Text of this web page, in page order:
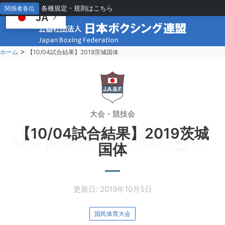
関係者各位 各種規定・規則はこちら
ホーム > 【10/04試合結果】2019茨城国体
Japan Boxing
大会・競技会
【10/04試合結果】2019茨城
国体
更新日: 2019年10月5日
国民体育大会
JA